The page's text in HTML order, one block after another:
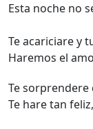
Esta noche no
Te acariciare y
Haremos el
Te
Te hare tan